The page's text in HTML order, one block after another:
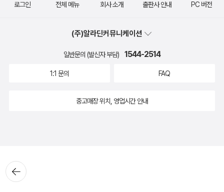
뒤로가
기
로그인 전체 메뉴 회사 소개 출판사 안내 PC 버전
(주)알라딘커뮤니케이션
일반문의 (발신자 부담) 1544-2514
1:1 문의 FAQ
중고매장 위치, 영업시간 안내